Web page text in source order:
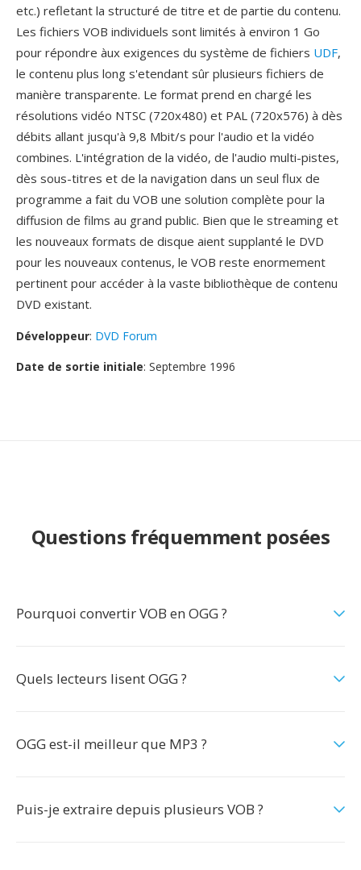
etc.) refletant la structuré de titre et de partie du contenu.
Les fichiers VOB individuels sont limités à environ 1 Go
pour répondre àux exigences du système de fichiers UDF,
le contenu plus long s'etendant sûr plusieurs fichiers de
manière transparente. Le format prend en chargé les
résolutions vidéo NTSC (720x480) et PAL (720x576) à dès
débits allant jusqu'à 9,8 Mbit/s pour l'audio et la vidéo
combines. L'intégration de la vidéo, de l'audio multi-pistes,
dès sous-titres et de la navigation dans un seul flux de
programme a fait du VOB une solution complète pour la
diffusion de films au grand public. Bien que le streaming et
les nouveaux formats de disque aient supplanté le DVD
pour les nouveaux contenus, le VOB reste enormement
pertinent pour accéder à la vaste bibliothèque de contenu
DVD existant.
Développeur: DVD Forum
Date de sortie initiale: Septembre 1996
Questions fréquemment posées
Pourquoi convertir VOB en OGG ?
Quels lecteurs lisent OGG ?
OGG est-il meilleur que MP3 ?
Puis-je extraire depuis plusieurs VOB ?